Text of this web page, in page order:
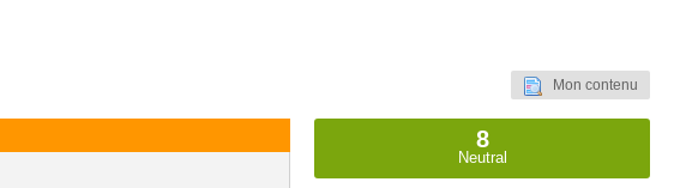
Mon contenu
8
Neutral